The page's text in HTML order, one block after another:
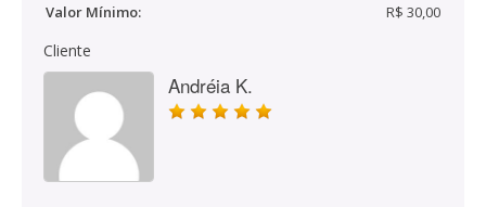
Valor Mínimo:
R$ 30,00
Cliente
Andréia K.